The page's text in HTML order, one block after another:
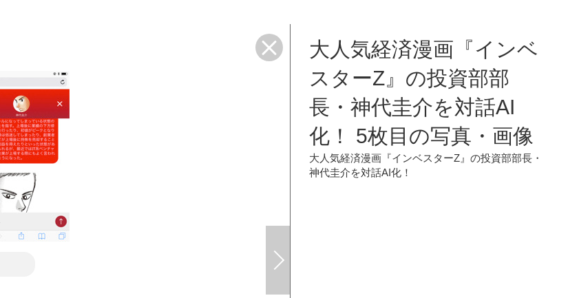
大人気経済漫画『インベ
スターZ』の投資部部
長・神代圭介を対話AI
化！ 5枚目の写真・画像
大人気経済漫画『インベスターZ』の投資部部長・
神代圭介を対話AI化！